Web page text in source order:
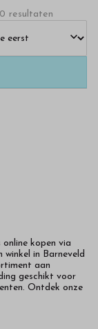
0 resultaten
kopen via
winkel in Barneveld
aan
geschikt voor
Ontdek onze